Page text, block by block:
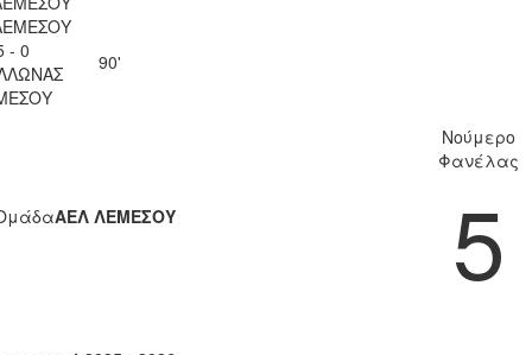
- 0
90'
ΑΕΛ ΛΕΜΕΣΟΥ
Νούμερο
Φανέλας
5